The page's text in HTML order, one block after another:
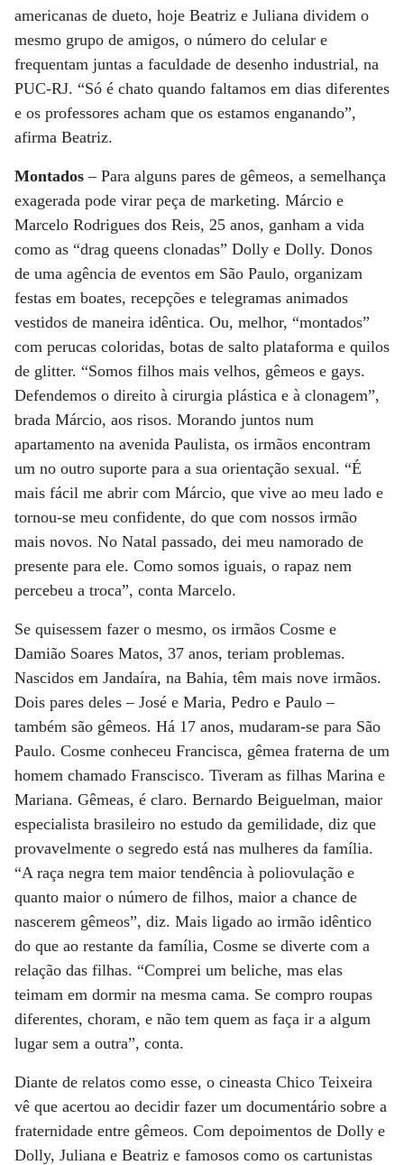
americanas de dueto, hoje Beatriz e Juliana dividem o
mesmo grupo de amigos, o número do celular e
frequentam juntas a faculdade de desenho industrial, na
PUC-RJ. “Só é chato quando faltamos em dias diferentes
e os professores acham que os estamos enganando”,
afirma Beatriz.
Montados – Para alguns pares de gêmeos, a semelhança
exagerada pode virar peça de marketing. Márcio e
Marcelo Rodrigues dos Reis, 25 anos, ganham a vida
como as “drag queens clonadas” Dolly e Dolly. Donos
de uma agência de eventos em São Paulo, organizam
festas em boates, recepções e telegramas animados
vestidos de maneira idêntica. Ou, melhor, “montados”
com perucas coloridas, botas de salto plataforma e quilos
de glitter. “Somos filhos mais velhos, gêmeos e gays.
Defendemos o direito à cirurgia plástica e à clonagem”,
brada Márcio, aos risos. Morando juntos num
apartamento na avenida Paulista, os irmãos encontram
um no outro suporte para a sua orientação sexual. “É
mais fácil me abrir com Márcio, que vive ao meu lado e
tornou-se meu confidente, do que com nossos irmão
mais novos. No Natal passado, dei meu namorado de
presente para ele. Como somos iguais, o rapaz nem
percebeu a troca”, conta Marcelo.
Se quisessem fazer o mesmo, os irmãos Cosme e
Damião Soares Matos, 37 anos, teriam problemas.
Nascidos em Jandaíra, na Bahia, têm mais nove irmãos.
Dois pares deles – José e Maria, Pedro e Paulo –
também são gêmeos. Há 17 anos, mudaram-se para São
Paulo. Cosme conheceu Francisca, gêmea fraterna de um
homem chamado Franscisco. Tiveram as filhas Marina e
Mariana. Gêmeas, é claro. Bernardo Beiguelman, maior
especialista brasileiro no estudo da gemilidade, diz que
provavelmente o segredo está nas mulheres da família.
“A raça negra tem maior tendência à poliovulação e
quanto maior o número de filhos, maior a chance de
nascerem gêmeos”, diz. Mais ligado ao irmão idêntico
do que ao restante da família, Cosme se diverte com a
relação das filhas. “Comprei um beliche, mas elas
teimam em dormir na mesma cama. Se compro roupas
diferentes, choram, e não tem quem as faça ir a algum
lugar sem a outra”, conta.
Diante de relatos como esse, o cineasta Chico Teixeira
vê que acertou ao decidir fazer um documentário sobre a
fraternidade entre gêmeos. Com depoimentos de Dolly e
Dolly, Juliana e Beatriz e famosos como os cartunistas